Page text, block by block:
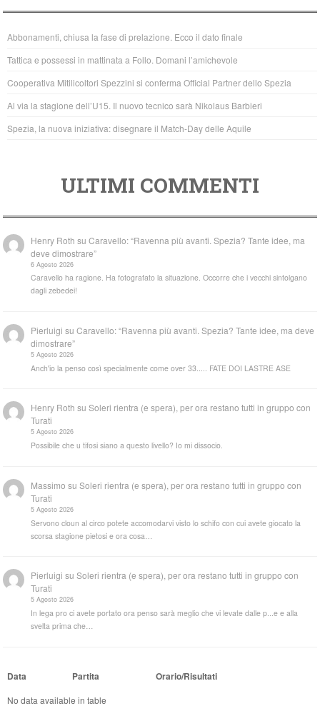
b
o
o
k
A
p
p
Abbonamenti, chiusa la fase di prelazione. Ecco il dato finale
Tattica e possessi in mattinata a Follo. Domani l’amichevole
Cooperativa Mitilicoltori Spezzini si conferma Official Partner dello Spezia
Al via la stagione dell’U15. Il nuovo tecnico sarà Nikolaus Barbieri
Spezia, la nuova iniziativa: disegnare il Match-Day delle Aquile
ULTIMI COMMENTI
Henry Roth suCaravello: “Ravenna più avanti. Spezia? Tante idee, ma
deve dimostrare”
6 Agosto 2026
Caravello ha ragione. Ha fotografato la situazione. Occorre che i vecchi sintolgano
dagli zebedei!
Pierluigi suCaravello: “Ravenna più avanti. Spezia? Tante idee, ma deve
dimostrare”
5 Agosto 2026
Anch'io la penso così specialmente come over 33..... FATE DOI LASTRE ASE
Henry Roth suSoleri rientra (e spera), per ora restano tutti in gruppo con
Turati
5 Agosto 2026
Possibile che u tifosi siano a questo livello? Io mi dissocio.
Massimo suSoleri rientra (e spera), per ora restano tutti in gruppo con
Turati
5 Agosto 2026
Servono cloun al circo potete accomodarvi visto lo schifo con cui avete giocato la
scorsa stagione pietosi e ora cosa…
Pierluigi suSoleri rientra (e spera), per ora restano tutti in gruppo con
Turati
5 Agosto 2026
In lega pro ci avete portato ora penso sarà meglio che vi levate dalle p...e e alla
svelta prima che…
Data Partita Orario/Risultati
No data available in table